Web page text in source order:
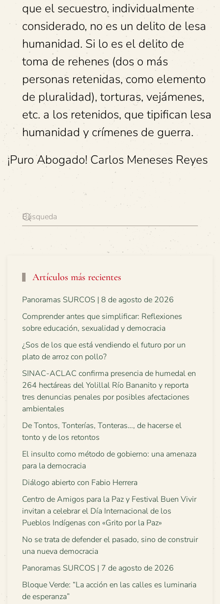
que el secuestro, individualmente
considerado, no es un delito de lesa
humanidad. Si lo es el delito de
toma de rehenes (dos o más
personas retenidas, como elemento
de pluralidad), torturas, vejámenes,
etc. a los retenidos, que tipifican lesa
humanidad y crímenes de guerra.
¡Puro Abogado! Carlos Meneses Reyes
Artículos más recientes
Panoramas SURCOS | 8 de agosto de 2026
Comprender antes que simplificar: Reflexiones
sobre educación, sexualidad y democracia
¿Sos de los que está vendiendo el futuro por un
plato de arroz con pollo?
SINAC-ACLAC confirma presencia de humedal en
264 hectáreas del Yolillal Río Bananito y reporta
tres denuncias penales por posibles afectaciones
ambientales
De Tontos, Tonterías, Tonteras…, de hacerse el
tonto y de los retontos
El insulto como método de gobierno: una amenaza
para la democracia
Diálogo abierto con Fabio Herrera
Centro de Amigos para la Paz y Festival Buen Vivir
invitan a celebrar el Día Internacional de los
Pueblos Indígenas con «Grito por la Paz»
No se trata de defender el pasado, sino de construir
una nueva democracia
Panoramas SURCOS | 7 de agosto de 2026
Bloque Verde: “La acción en las calles es luminaria
de esperanza”